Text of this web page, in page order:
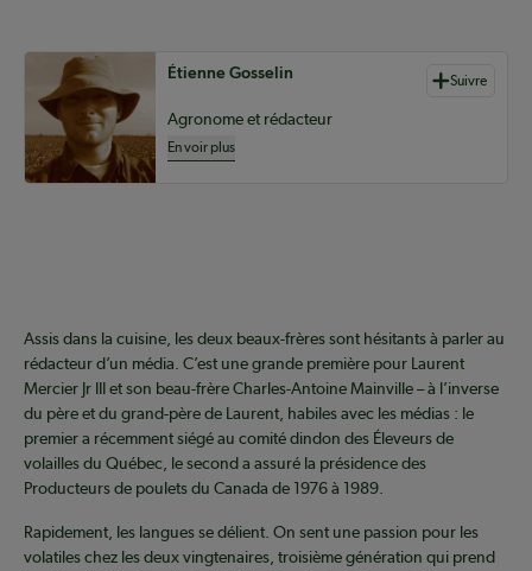
Auteurs de contenu
Étienne Gosselin Suivre
Agronome et rédacteur
En voir plus
Assis dans la cuisine, les deux beaux-frères sont hésitants à parler au
rédacteur d’un média. C’est une grande première pour Laurent
Mercier Jr III et son beau-frère Charles-Antoine Mainville – à l’inverse
du père et du grand-père de Laurent, habiles avec les médias : le
premier a récemment siégé au comité dindon des Éleveurs de
volailles du Québec, le second a assuré la présidence des
Producteurs de poulets du Canada de 1976 à 1989.
Rapidement, les langues se délient. On sent une passion pour les
volatiles chez les deux vingtenaires, troisième génération qui prend